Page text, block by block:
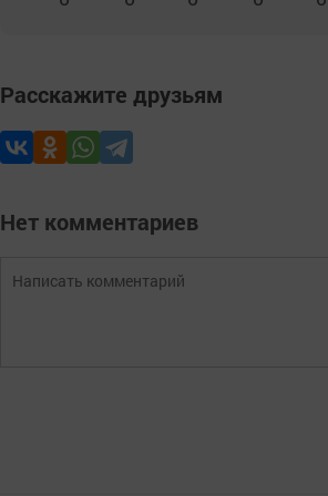
Расскажите друзьям
Нет комментариев